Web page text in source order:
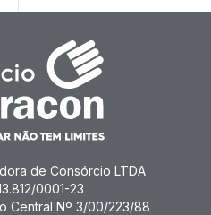
de Consórcio LTDA
0001-23
Central Nº 3/00/223/88